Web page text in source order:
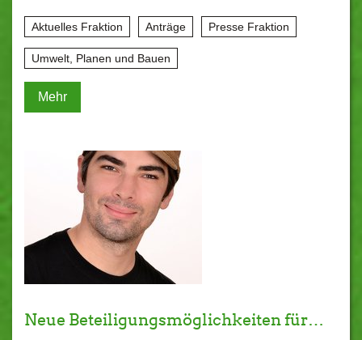
Aktuelles Fraktion Anträge Presse Fraktion
Umwelt, Planen und Bauen
Mehr
Neue Beteiligungsmöglichkeiten für…